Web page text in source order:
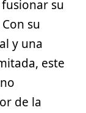
su
su
y una
este
de la